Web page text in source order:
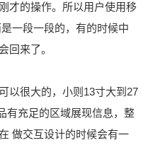
才的操作。所以用户使用移
一段一段的，有的时候中
回来了。
以很大的，小则13寸大到27
有充足的区域展现信息，整
做交互设计的时候会有一